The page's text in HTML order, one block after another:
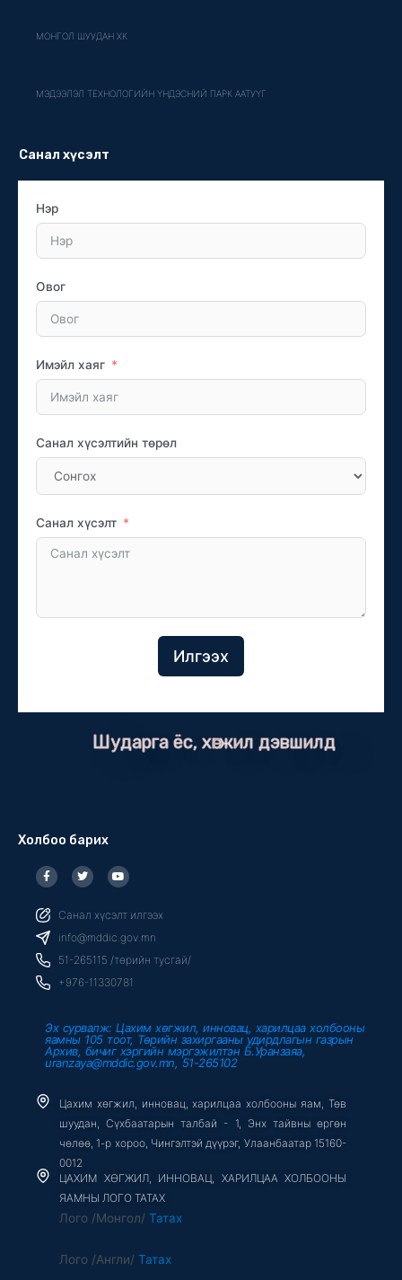
МОНГОЛ ШУУДАН ХК
МЭДЭЭЛЭЛ ТЕХНОЛОГИЙН ҮНДЭСНИЙ ПАРК ААТУҮГ
Санал хүсэлт
Нэр
Овог
Имэйл хаяг
Санал хүсэлтийн төрөл
Санал хүсэлт
Илгээх
Шударга ёс, хөгжил дэвшилд
Холбоо барих
F
a
c
b
o
o
k
f
T
w
i
t
r
Y
o
u
u
e
Санал хүсэлт илгээх
info@mddic.gov.mn
51-265115 /төрийн тусгай/
+976-11330781
Эх сурвалж: Цахим хөгжил, инновац, харилцаа холбооны
яамны 105 тоот, Төрийн захиргааны удирдлагын газрын
Архив, бичиг хэргийн мэргэжилтэн Б.Уранзаяа,
uranzaya@mddic.gov.mn, 51-265102
Цахим хөгжил, инновац, харилцаа холбооны яам, Төв
шуудан, Сүхбаатарын талбай - 1, Энх тайвны өргөн
чөлөө, 1-р хороо, Чингэлтэй дүүрэг, Улаанбаатар 15160-
0012
ЦАХИМ ХӨГЖИЛ, ИННОВАЦ, ХАРИЛЦАА ХОЛБООНЫ
ЯАМНЫ ЛОГО ТАТАХ
Лого /Монгол/ Татах
Лого /Англи/ Татах